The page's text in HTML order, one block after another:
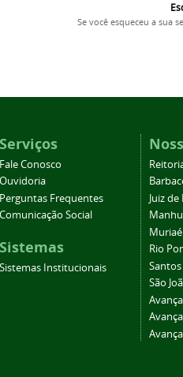
Se você esqueceu a sua
Serviços
Fale Conosco
Ouvidoria
Perguntas Frequentes
Comunicação Social
Sistemas
Sistemas Institucionais
Juiz de
Muriaé
Rio
São